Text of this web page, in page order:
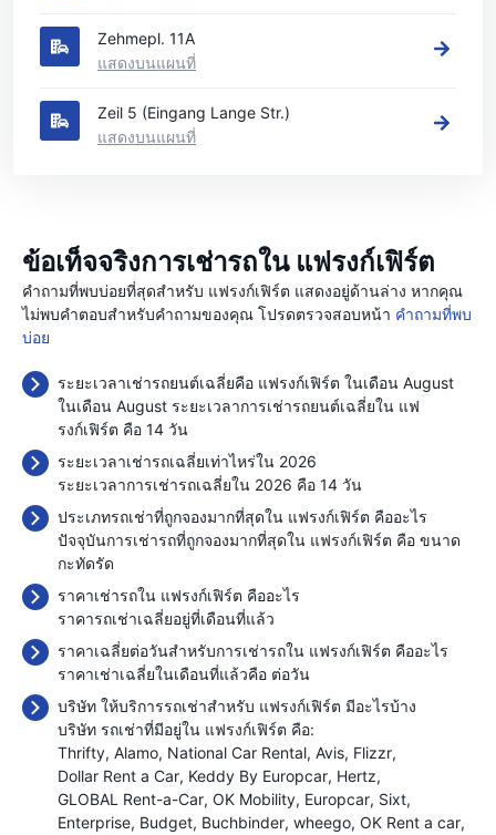
Zehmepl. 11A
แสดงบนแผนที่
Zeil 5 (Eingang Lange Str.)
แสดงบนแผนที่
ข้อเท็จจริงการเช่ารถใน แฟรงก์เฟิร์ต
คำถามที่พบบ่อยที่สุดสำหรับ แฟรงก์เฟิร์ต แสดงอยู่ด้านล่าง หากคุณ
ไม่พบคำตอบสำหรับคำถามของคุณ โปรดตรวจสอบหน้า คำถามที่พบ
บ่อย
ระยะเวลาเช่ารถยนต์เฉลี่ยคือ แฟรงก์เฟิร์ต ในเดือน August
ในเดือน August ระยะเวลาการเช่ารถยนต์เฉลี่ยใน แฟ
รงก์เฟิร์ต คือ 14 วัน
ระยะเวลาเช่ารถเฉลี่ยเท่าไหร่ใน 2026
ระยะเวลาการเช่ารถเฉลี่ยใน 2026 คือ 14 วัน
ประเภทรถเช่าที่ถูกจองมากที่สุดใน แฟรงก์เฟิร์ต คืออะไร
ปัจจุบันการเช่ารถที่ถูกจองมากที่สุดใน แฟรงก์เฟิร์ต คือ ขนาด
กะทัดรัด
ราคาเช่ารถใน แฟรงก์เฟิร์ต คืออะไร
ราคารถเช่าเฉลี่ยอยู่ที่เดือนที่แล้ว
ราคาเฉลี่ยต่อวันสำหรับการเช่ารถใน แฟรงก์เฟิร์ต คืออะไร
ราคาเช่าเฉลี่ยในเดือนที่แล้วคือ ต่อวัน
บริษัท ให้บริการรถเช่าสำหรับ แฟรงก์เฟิร์ต มีอะไรบ้าง
บริษัท รถเช่าที่มีอยู่ใน แฟรงก์เฟิร์ต คือ:
Thrifty Alamo National Car Rental Avis Flizzr
Dollar Rent a Car Keddy By Europcar Hertz
GLOBAL Rent-a-Car OK Mobility Europcar Sixt
Enterprise Budget Buchbinder wheego OK Rent a car